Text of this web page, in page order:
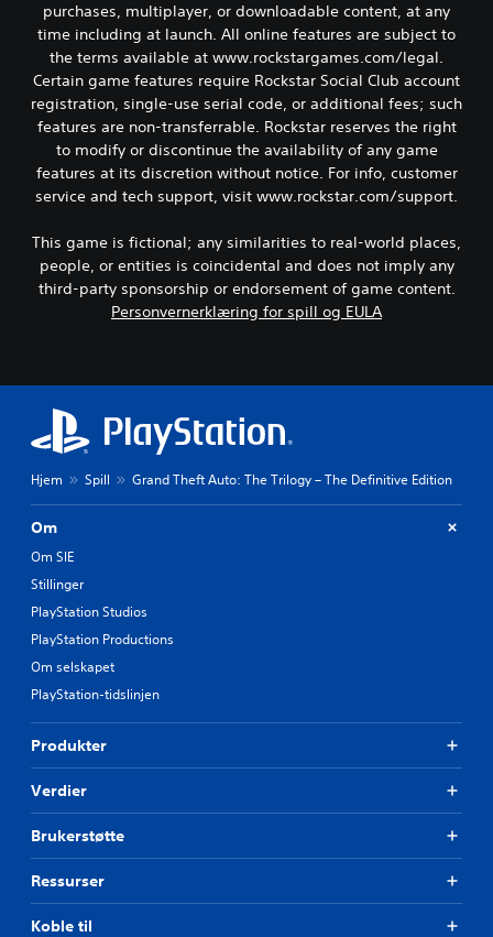
purchases, multiplayer, or downloadable content, at any
time including at launch. All online features are subject to
the terms available at www.rockstargames.com/legal.
Certain game features require Rockstar Social Club account
registration, single-use serial code, or additional fees; such
features are non-transferrable. Rockstar reserves the right
to modify or discontinue the availability of any game
features at its discretion without notice. For info, customer
service and tech support, visit www.rockstar.com/support.
This game is fictional; any similarities to real-world places,
people, or entities is coincidental and does not imply any
third-party sponsorship or endorsement of game content.
Personvernerklæring for spill og EULA
Hjem Spill Grand Theft Auto: The Trilogy – The Definitive Edition
Om
Om SIE
Stillinger
PlayStation Studios
PlayStation Productions
Om selskapet
PlayStation-tidslinjen
Produkter
Verdier
Brukerstøtte
Ressurser
Koble til